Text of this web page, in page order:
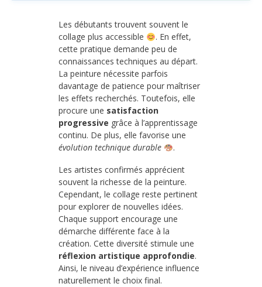
Les débutants trouvent souvent le
collage plus accessible
. En effet,
cette pratique demande peu de
connaissances techniques au départ.
La peinture nécessite parfois
davantage de patience pour maîtriser
les effets recherchés. Toutefois, elle
procure une satisfaction
progressive grâce à l’apprentissage
continu. De plus, elle favorise une
évolution technique durable
.
Les artistes confirmés apprécient
souvent la richesse de la peinture.
Cependant, le collage reste pertinent
pour explorer de nouvelles idées.
Chaque support encourage une
démarche différente face à la
création. Cette diversité stimule une
réflexion artistique approfondie.
Ainsi, le niveau d’expérience influence
naturellement le choix final.